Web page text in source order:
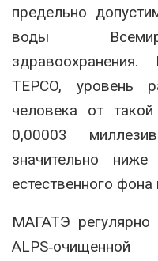
предельно
воды
здравоохранения.
TEPCO, уровень
человека от
0,00003
значительно
естественного
МАГАТЭ регулярно